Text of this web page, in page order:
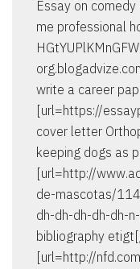
Essay on
me professional
write a career
[url=https://
cover letter
keeping dogs as
[url=http://
de-mascotas/
dh-dh-dh-dh-dh-
bibliography
[url=http://